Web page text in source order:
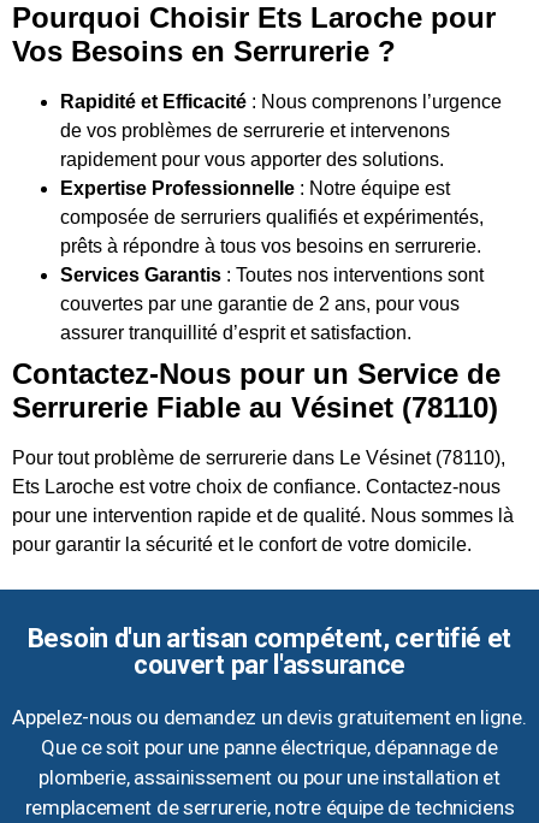
Pourquoi Choisir Ets Laroche pour
Vos Besoins en Serrurerie ?
Rapidité et Efficacité : Nous comprenons l’urgence
de vos problèmes de serrurerie et intervenons
rapidement pour vous apporter des solutions.
Expertise Professionnelle : Notre équipe est
composée de serruriers qualifiés et expérimentés,
prêts à répondre à tous vos besoins en serrurerie.
Services Garantis : Toutes nos interventions sont
couvertes par une garantie de 2 ans, pour vous
assurer tranquillité d’esprit et satisfaction.
Contactez-Nous pour un Service de
Serrurerie Fiable au Vésinet (78110)
Pour tout problème de serrurerie dans Le Vésinet (78110),
Ets Laroche est votre choix de confiance. Contactez-nous
pour une intervention rapide et de qualité. Nous sommes là
pour garantir la sécurité et le confort de votre domicile.
Besoin d'un artisan compétent, certifié et
couvert par l'assurance
Appelez-nous ou demandez un devis gratuitement en ligne.
Que ce soit pour une panne électrique, dépannage de
plomberie, assainissement ou pour une installation et
remplacement de serrurerie, notre équipe de techniciens